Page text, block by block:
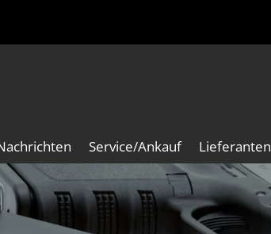
Service/Ankauf Lieferanten